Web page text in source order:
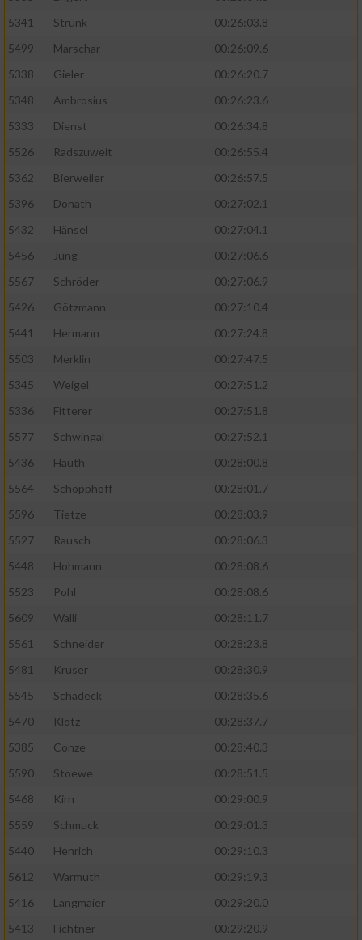
5341
Strunk
00:26:03.8
5499
Marschar
00:26:09.6
5338
Gieler
00:26:20.7
5348
Ambrosius
00:26:23.6
5333
Dienst
00:26:34.8
5526
Radszuweit
00:26:55.4
5362
Bierweiler
00:26:57.5
5396
Donath
00:27:02.1
5432
Hänsel
00:27:04.1
5456
Jung
00:27:06.6
5567
Schröder
00:27:06.9
5426
Götzmann
00:27:10.4
5441
Hermann
00:27:24.8
5503
Merklin
00:27:47.5
5345
Weigel
00:27:51.2
5336
Fitterer
00:27:51.8
5577
Schwingal
00:27:52.1
5436
Hauth
00:28:00.8
5564
Schopphoff
00:28:01.7
5596
Tietze
00:28:03.9
5527
Rausch
00:28:06.3
5448
Hohmann
00:28:08.6
5523
Pohl
00:28:08.6
5609
Walli
00:28:11.7
5561
Schneider
00:28:23.8
5481
Kruser
00:28:30.9
5545
Schadeck
00:28:35.6
5470
Klotz
00:28:37.7
5385
Conze
00:28:40.3
5590
Stoewe
00:28:51.5
5468
Kirn
00:29:00.9
5559
Schmuck
00:29:01.3
5440
Henrich
00:29:10.3
5612
Warmuth
00:29:19.3
5416
Langmaier
00:29:20.0
5413
Fichtner 00:29:20.9